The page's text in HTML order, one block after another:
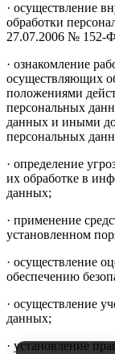
· осуществление
обработки
27.07.2006 № 152-
· ознакомление
осуществляющих
положениями
персональных
данных и иными
персональных
· определение
их обработке в
данных;
· применение
установленном
· осуществление
обеспечению
· осуществление
данных;
· установление